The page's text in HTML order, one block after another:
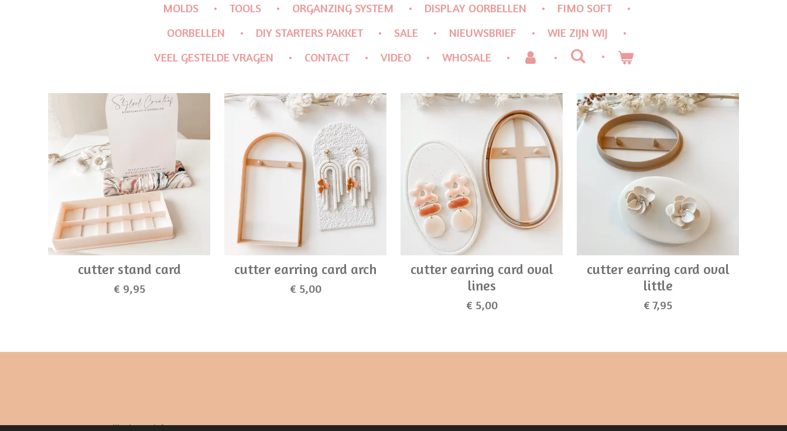
MOLDS
TOOLS ORGANZING SYSTEM DISPLAY OORBELLEN
FIMO SOFT
OORBELLEN
DIY STARTERS PAKKET SALE NIEUWSBRIEF
WIE ZIJN WIJ
VEEL GESTELDE VRAGEN
CONTACT VIDEO WHOSALE
cutter stand card
€ 9,95
cutter earring card arch
€ 5,00
cutter earring card oval
lines
€ 5,00
cutter earring card oval
little
€ 7,95
© 2023 - 2026 Stijlvol Creatief